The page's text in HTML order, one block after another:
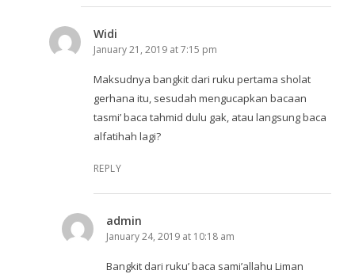
Widi
January 21, 2019 at 7:15 pm
Maksudnya bangkit dari ruku pertama sholat
gerhana itu, sesudah mengucapkan bacaan
tasmi’ baca tahmid dulu gak, atau langsung baca
alfatihah lagi?
REPLY
admin
January 24, 2019 at 10:18 am
Bangkit dari ruku’ baca sami’allahu Liman